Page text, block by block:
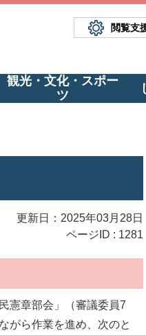
閲覧支
観光・文化・スポー
ツ
更新日：2025年03月28日
ページID : 1281
憲章部会」（審議委員7
がら作業を進め、次のと